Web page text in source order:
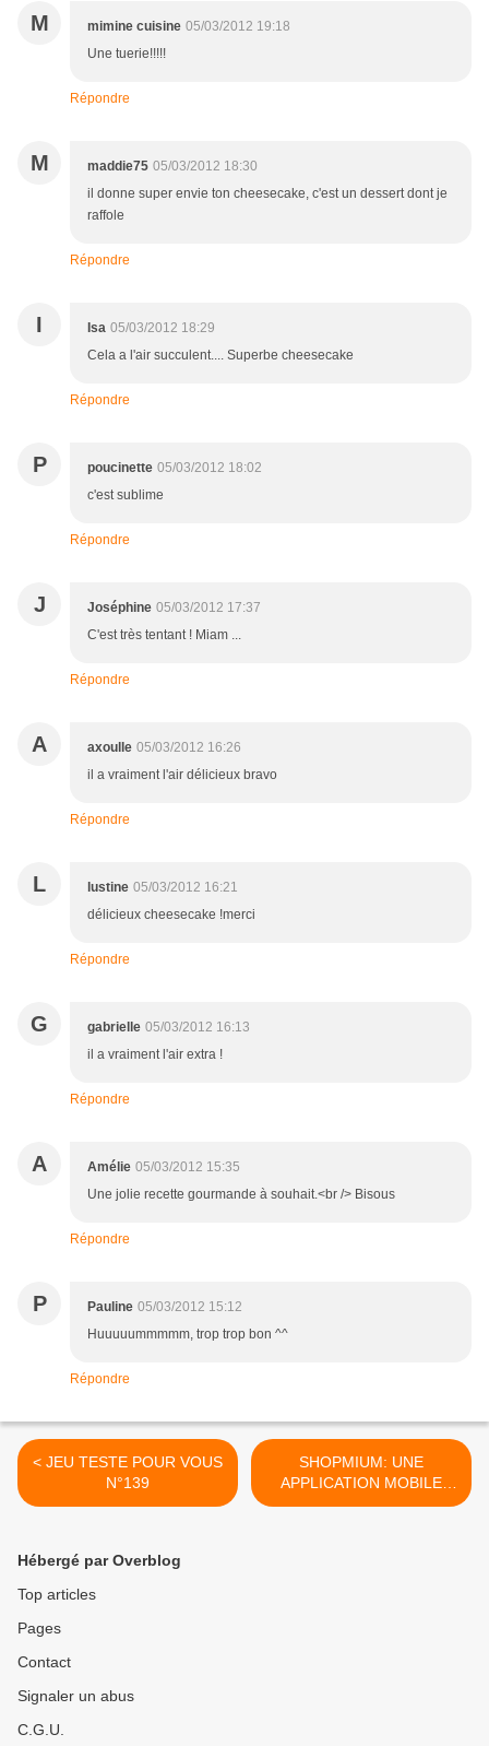
M mimine cuisine 05/03/2012 19:18
Une tuerie!!!!!
Répondre
M maddie75 05/03/2012 18:30
il donne super envie ton cheesecake, c'est un dessert dont je
raffole
Répondre
I Isa 05/03/2012 18:29
Cela a l'air succulent.... Superbe cheesecake
Répondre
P poucinette 05/03/2012 18:02
c'est sublime
Répondre
J Joséphine 05/03/2012 17:37
C'est très tentant ! Miam ...
Répondre
A axoulle 05/03/2012 16:26
il a vraiment l'air délicieux bravo
Répondre
L lustine 05/03/2012 16:21
délicieux cheesecake !merci
Répondre
G gabrielle 05/03/2012 16:13
il a vraiment l'air extra !
Répondre
A Amélie 05/03/2012 15:35
Une jolie recette gourmande à souhait.<br /> Bisous
Répondre
P Pauline 05/03/2012 15:12
Huuuuummmmm, trop trop bon ^^
Répondre
< JEU TESTE POUR VOUS
N°139
SHOPMIUM: UNE
APPLICATION MOBILE
GRATUITE SUR VOTRE
Hébergé par Overblog
Top articles
Pages
Contact
Signaler un abus
C.G.U.